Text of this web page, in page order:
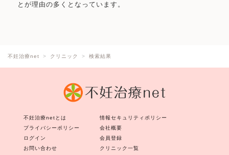
とが理由の多くとなっています。
不妊治療net クリニック 検索結果
不妊治療netとは
情報セキュリティポリシー
プライバシーポリシー
会社概要
ログイン
会員登録
お問い合わせ
クリニック一覧